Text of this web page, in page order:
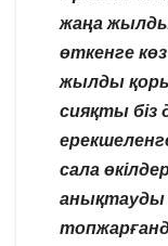
жаңа
өткенге көз
жылды
сияқты біз
сала
анықтауды